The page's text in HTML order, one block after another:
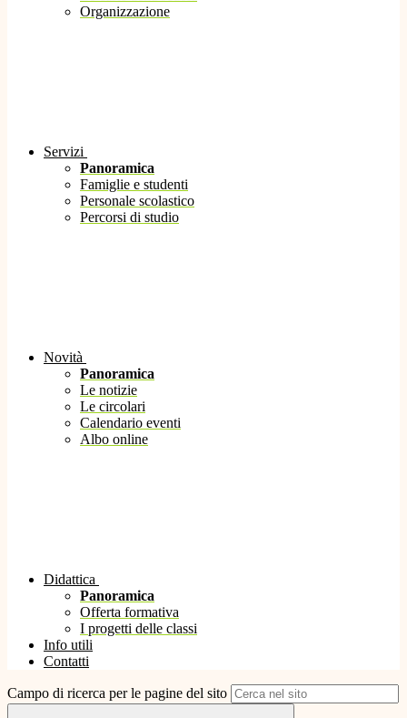
Organizzazione
Servizi
Panoramica
Famiglie e studenti
Personale scolastico
Percorsi di studio
Novità
Panoramica
Le notizie
Le circolari
Calendario eventi
Albo online
Didattica
Panoramica
Offerta formativa
I progetti delle classi
Info utili
Contatti
Campo di ricerca per le pagine del sito